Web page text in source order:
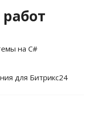
на C#
для Битрикс24